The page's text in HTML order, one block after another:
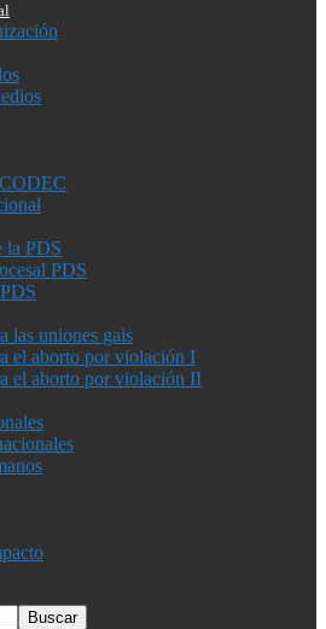
la PDS
PDS
las uniones gais
el aborto por violación I
el aborto por violación II